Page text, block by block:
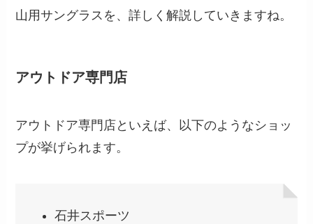
山用サングラスを、詳しく解説していきますね。
アウトドア専門店
アウトドア専門店といえば、以下のようなショッ
プが挙げられます。
石井スポーツ